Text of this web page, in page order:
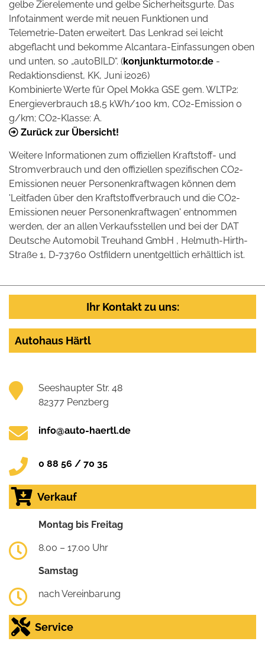
gelbe Zierelemente und gelbe Sicherheitsgurte. Das
Infotainment werde mit neuen Funktionen und
Telemetrie-Daten erweitert. Das Lenkrad sei leicht
abgeflacht und bekomme Alcantara-Einfassungen oben
und unten, so „autoBILD“. (konjunkturmotor.de -
Redaktionsdienst, KK, Juni i2026)
Kombinierte Werte für Opel Mokka GSE gem. WLTP2:
Energieverbrauch 18,5 kWh/100 km, CO2-Emission 0
g/km; CO2-Klasse: A.
Zurück zur Übersicht!
Weitere Informationen zum offiziellen Kraftstoff- und
Stromverbrauch und den offiziellen spezifischen CO2-
Emissionen neuer Personenkraftwagen können dem
'Leitfaden über den Kraftstoffverbrauch und die CO2-
Emissionen neuer Personenkraftwagen' entnommen
werden, der an allen Verkaufsstellen und bei der DAT
Deutsche Automobil Treuhand GmbH , Helmuth-Hirth-
Straße 1, D-73760 Ostfildern unentgeltlich erhältlich ist.
Ihr Kontakt zu uns:
Autohaus Härtl
Seeshaupter Str. 48
82377 Penzberg
info@auto-haertl.de
0 88 56 / 70 35
Verkauf
Montag bis Freitag
8.00 – 17.00 Uhr
Samstag
nach Vereinbarung
Service